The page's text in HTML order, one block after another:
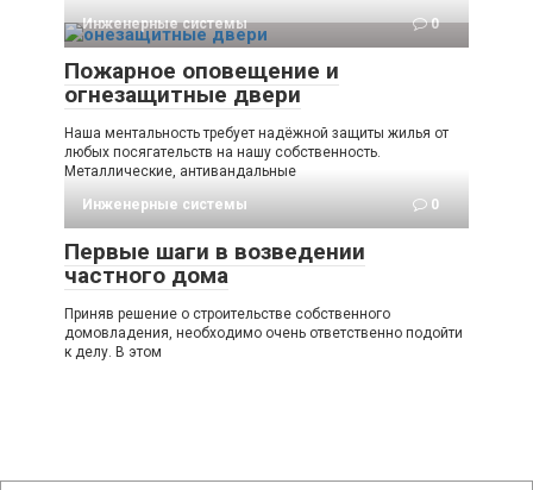
Инженерные системы 0
Пожарное оповещение и
огнезащитные двери
Наша ментальность требует надёжной защиты жилья от
любых посягательств на нашу собственность.
Металлические, антивандальные
Инженерные системы
0
Первые шаги в возведении
частного дома
Приняв решение о строительстве собственного
домовладения, необходимо очень ответственно подойти
к делу. В этом